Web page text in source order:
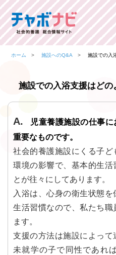
ホーム 施設へのQ&A 施設での入
施設での入浴支援はどの
児童養護施設の仕事
重要なものです。
社会的養護施設にくる子
環境の影響で、基本的生活
とが往々にしてあります。
入浴は、心身の衛生状態
生活習慣なので、私たち
ます。
支援の方法は施設によって
未就学の子で同性であれ